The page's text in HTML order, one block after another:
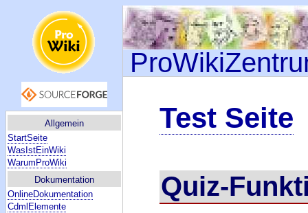
Allgemein
StartSeite
WasIstEinWiki
WarumProWiki
Dokumentation
OnlineDokumentation
CdmlElemente
Test Seite
Quiz-